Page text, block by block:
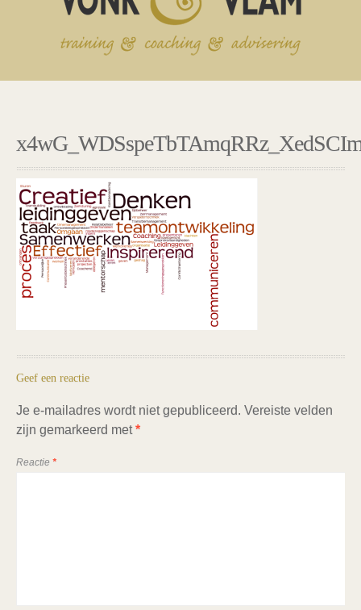
Geef een reactie
Je e-mailadres wordt niet gepubliceerd. Vereiste velden
zijn gemarkeerd met*
Reactie *